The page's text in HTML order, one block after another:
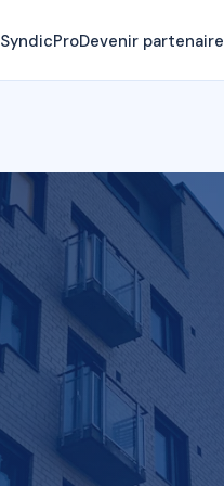
SyndicProDevenir partenaire